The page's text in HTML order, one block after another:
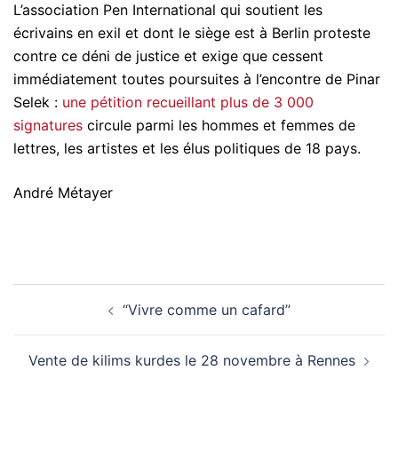
L’association Pen International qui soutient les
écrivains en exil et dont le siège est à Berlin proteste
contre ce déni de justice et exige que cessent
immédiatement toutes poursuites à l’encontre de Pinar
Selek : une pétition recueillant plus de 3 000
signatures circule parmi les hommes et femmes de
lettres, les artistes et les élus politiques de 18 pays.
André Métayer
“Vivre comme un cafard”
Vente de kilims kurdes le 28 novembre à Rennes